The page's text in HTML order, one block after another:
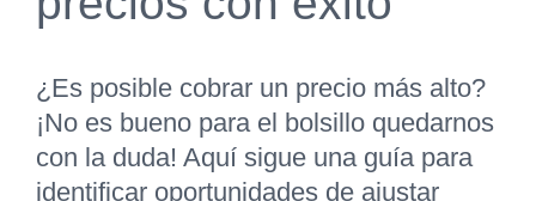
¿Es posible cobrar un precio más alto?
¡No es bueno para el bolsillo quedarnos
con la duda! Aquí sigue una guía para
identificar oportunidades de ajustar